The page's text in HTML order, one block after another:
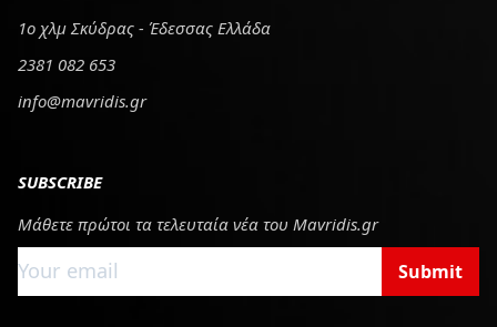
1ο χλμ Σκύδρας - Έδεσσας Ελλάδα
2381 082 653
info@mavridis.gr
SUBSCRIBE
Μάθετε πρώτοι τα τελευταία νέα του Mavridis.gr
Submit